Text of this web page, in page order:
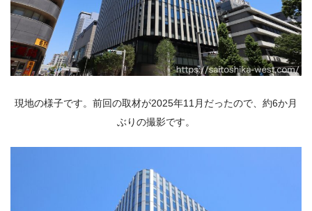
現地の様子です。前回の取材が2025年11月だったので、約6か月
ぶりの撮影です。